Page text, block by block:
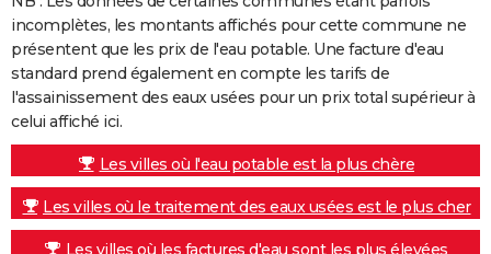
incomplètes, les montants affichés pour cette commune ne
présentent que les prix de l'eau potable. Une facture d'eau
standard prend également en compte les tarifs de
l'assainissement des eaux usées pour un prix total supérieur à
celui affiché ici.
Les villes où l'eau potable est la plus chère
Les villes où le traitement des eaux usées est le plus cher
Les villes où les factures d'eau sont les plus élevées